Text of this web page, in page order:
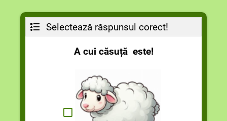
Selectează răspunsul corect!
A cui căsuță este!